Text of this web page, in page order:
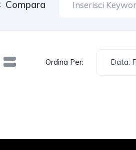
Compara
Ordina Per: Data: